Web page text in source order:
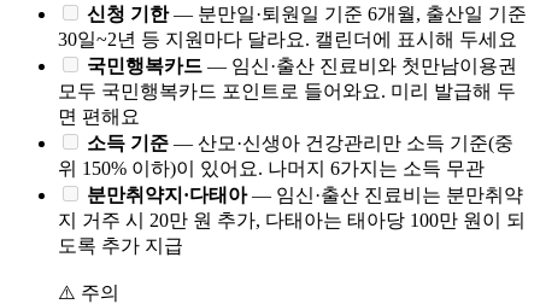
신청 기한— 분만일·퇴원일 기준 6개월, 출산일 기준
30일~2년 등 지원마다 달라요. 캘린더에 표시해 두세요
국민행복카드 — 임신·출산 진료비와 첫만남이용권
모두 국민행복카드 포인트로 들어와요. 미리 발급해 두
면 편해요
소득 기준 — 산모·신생아 건강관리만 소득 기준(중
위 150% 이하)이 있어요. 나머지 6가지는 소득 무관
분만취약지·다태아— 임신·출산 진료비는 분만취약
지 거주 시 20만 원 추가, 다태아는 태아당 100만 원이 되
도록 추가 지급
⚠️ 주의